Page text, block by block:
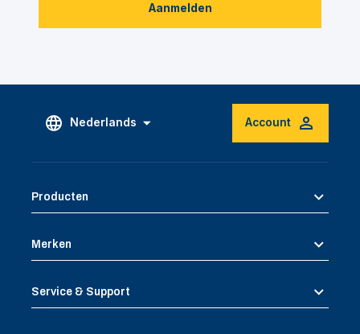
Aanmelden
Nederlands Account
Producten
Merken
Service & Support